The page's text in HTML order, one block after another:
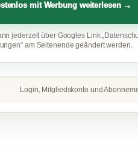
mit Werbung weiterlesen →
jederzeit über Googles Link
am Seitenende geändert werden.
Login, Mitgliedskonto und